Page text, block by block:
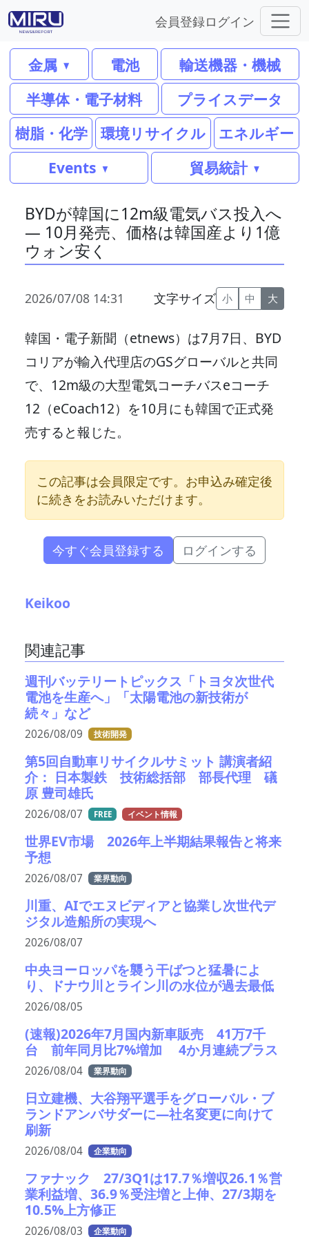
会員登録ログイン
金属 電池
輸送機器・機械
半導体・電子材料
プライスデータ
樹脂・化学
環境リサイクル
エネルギー
Events
貿易統計
BYDが韓国に12m級電気バス投入へ
― 10月発売、価格は韓国産より1億
ウォン安く
2026/07/08 14:31 文字サイズ 小 中 大
韓国・電子新聞（etnews）は7月7日、BYD
コリアが輸入代理店のGSグローバルと共同
で、12m級の大型電気コーチバスeコーチ
12（eCoach12）を10月にも韓国で正式発
売すると報じた。
この記事は会員限定です。お申込み確定後
に続きをお読みいただけます。
今すぐ会員登録する ログインする
Keikoo
関連記事
週刊バッテリートピックス「トヨタ次世代
電池を生産へ」「太陽電池の新技術が
続々」など
2026/08/09 技術開発
第5回自動車リサイクルサミット 講演者紹
介： 日本製鉄 技術総括部 部長代理 礒
原 豊司雄氏
2026/08/07 FREE イベント情報
世界EV市場 2026年上半期結果報告と将来
予想
2026/08/07 業界動向
川重、AIでエヌビディアと協業し次世代デ
ジタル造船所の実現へ
2026/08/07
中央ヨーロッパを襲う干ばつと猛暑によ
り、ドナウ川とライン川の水位が過去最低
2026/08/05
(速報)2026年7月国内新車販売 41万7千
台 前年同月比7%増加 4か月連続プラス
2026/08/04 業界動向
日立建機、大谷翔平選手をグローバル・ブ
ランドアンバサダーに—社名変更に向けて
刷新
2026/08/04 企業動向
ファナック 27/3Q1は17.7％増収26.1％営
業利益増、36.9％受注増と上伸、27/3期を
10.5%上方修正
2026/08/03 企業動向